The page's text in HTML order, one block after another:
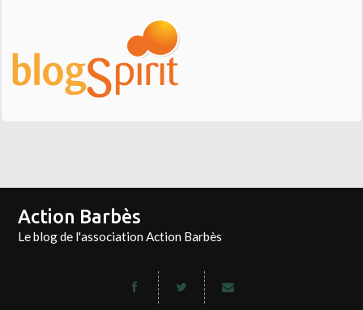
Action Barbès
Le blog de l'association Action Barbès